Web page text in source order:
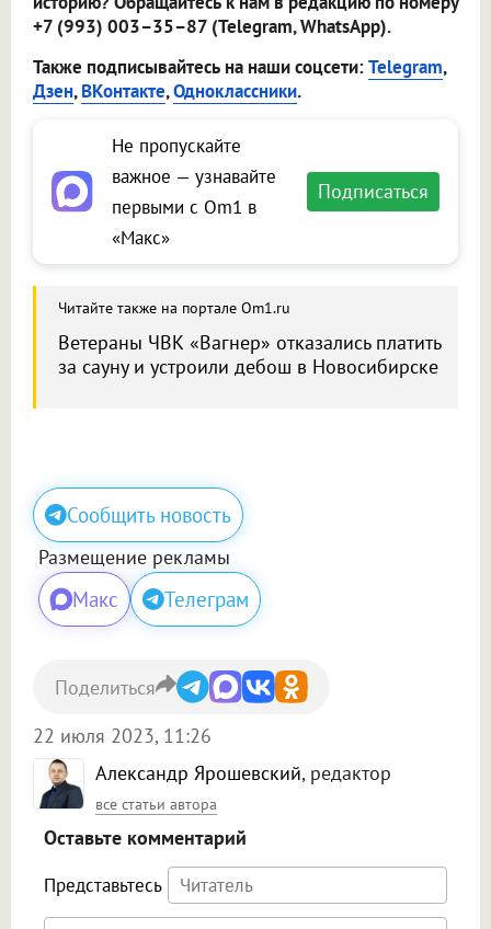
+7 (993) 003–35–87 (Telegram, WhatsApp).
Также подписывайтесь на наши соцсети:Telegram,
Дзен,ВКонтакте,Одноклассники.
Не пропускайте
важное — узнавайте
первыми с Om1 в
«Макс»
Подписаться
Читайте также на портале Om1.ru
Ветераны ЧВК «Вагнер» отказались платить
за сауну и устроили дебош в Новосибирске
Сообщить новость
Размещение рекламы
Макс Телеграм
Александр Ярошевский, редактор
все статьи автора
22 июля 2023, 11:26
Поделиться
Оставьте комментарий
Представьтесь